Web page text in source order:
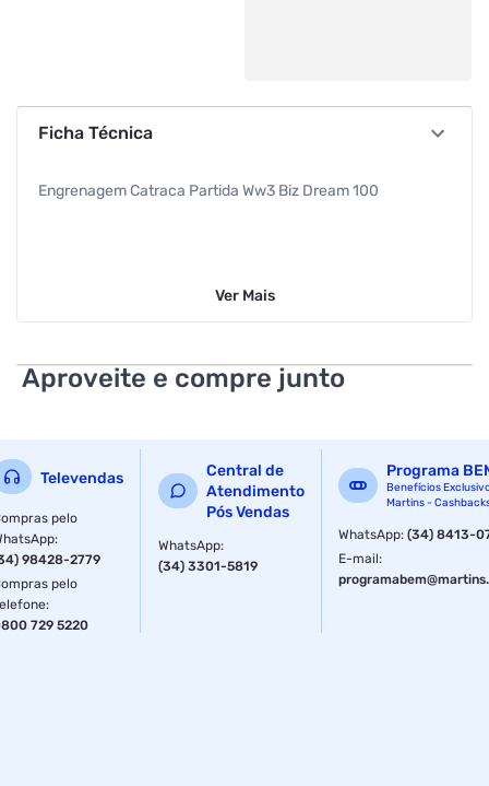
Ficha Técnica
Engrenagem Catraca Partida Ww3 Biz Dream 100
Ver Mais
Aproveite e compre junto
Televendas
pelo
:
98428-2779
pelo
:
729 5220
Central de
Atendimento
Pós Vendas
WhatsApp:
(34) 3301-5819
Programa
Benefícios
Martins -
WhatsApp:(34) 8413-
E-mail: